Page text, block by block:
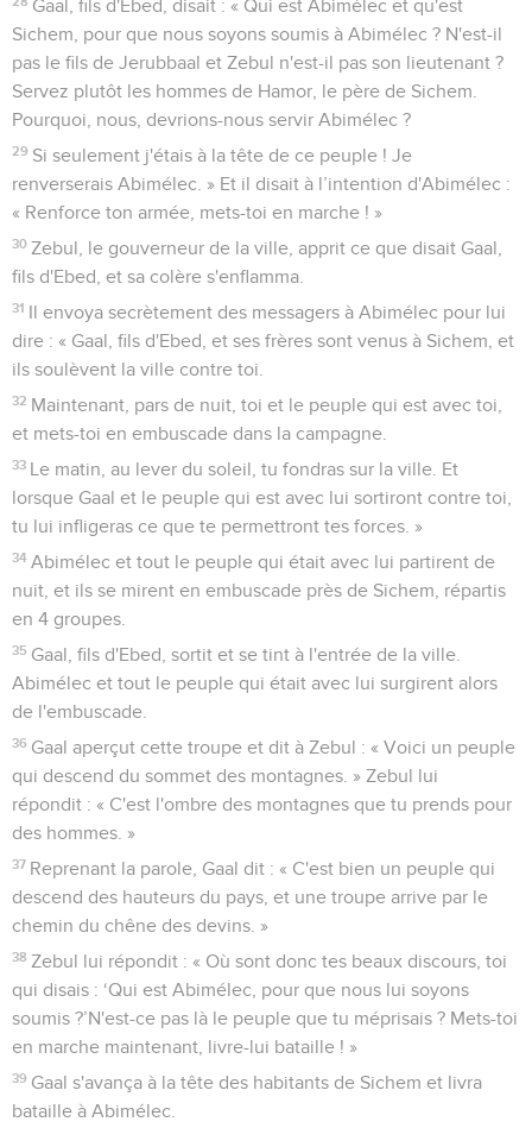
Gaal, fils d'Ebed, disait : « Qui est Abimélec et qu'est
Sichem, pour que nous soyons soumis à Abimélec ? N'est-il
pas le fils de Jerubbaal et Zebul n'est-il pas son lieutenant ?
Servez plutôt les hommes de Hamor, le père de Sichem.
Pourquoi, nous, devrions-nous servir Abimélec ?
29 Si seulement j'étais à la tête de ce peuple ! Je
renverserais Abimélec. » Et il disait à l’intention d'Abimélec :
« Renforce ton armée, mets-toi en marche ! »
30 Zebul, le gouverneur de la ville, apprit ce que disait Gaal,
fils d'Ebed, et sa colère s'enflamma.
31
Il envoya secrètement des messagers à Abimélec pour lui
dire : « Gaal, fils d'Ebed, et ses frères sont venus à Sichem, et
ils soulèvent la ville contre toi.
32 Maintenant, pars de nuit, toi et le peuple qui est avec toi,
et mets-toi en embuscade dans la campagne.
33
Le matin, au lever du soleil, tu fondras sur la ville. Et
lorsque Gaal et le peuple qui est avec lui sortiront contre toi,
tu lui infligeras ce que te permettront tes forces. »
34 Abimélec et tout le peuple qui était avec lui partirent de
nuit, et ils se mirent en embuscade près de Sichem, répartis
en 4 groupes.
35 Gaal, fils d'Ebed, sortit et se tint à l'entrée de la ville.
Abimélec et tout le peuple qui était avec lui surgirent alors
de l'embuscade.
36 Gaal aperçut cette troupe et dit à Zebul : « Voici un peuple
qui descend du sommet des montagnes. » Zebul lui
répondit : « C'est l'ombre des montagnes que tu prends pour
des hommes. »
37 Reprenant la parole, Gaal dit : « C'est bien un peuple qui
descend des hauteurs du pays, et une troupe arrive par le
chemin du chêne des devins. »
38 Zebul lui répondit : « Où sont donc tes beaux discours, toi
qui disais : ‘Qui est Abimélec, pour que nous lui soyons
soumis ?’N'est-ce pas là le peuple que tu méprisais ? Mets-toi
en marche maintenant, livre-lui bataille ! »
39 Gaal s'avança à la tête des habitants de Sichem et livra
bataille à Abimélec.